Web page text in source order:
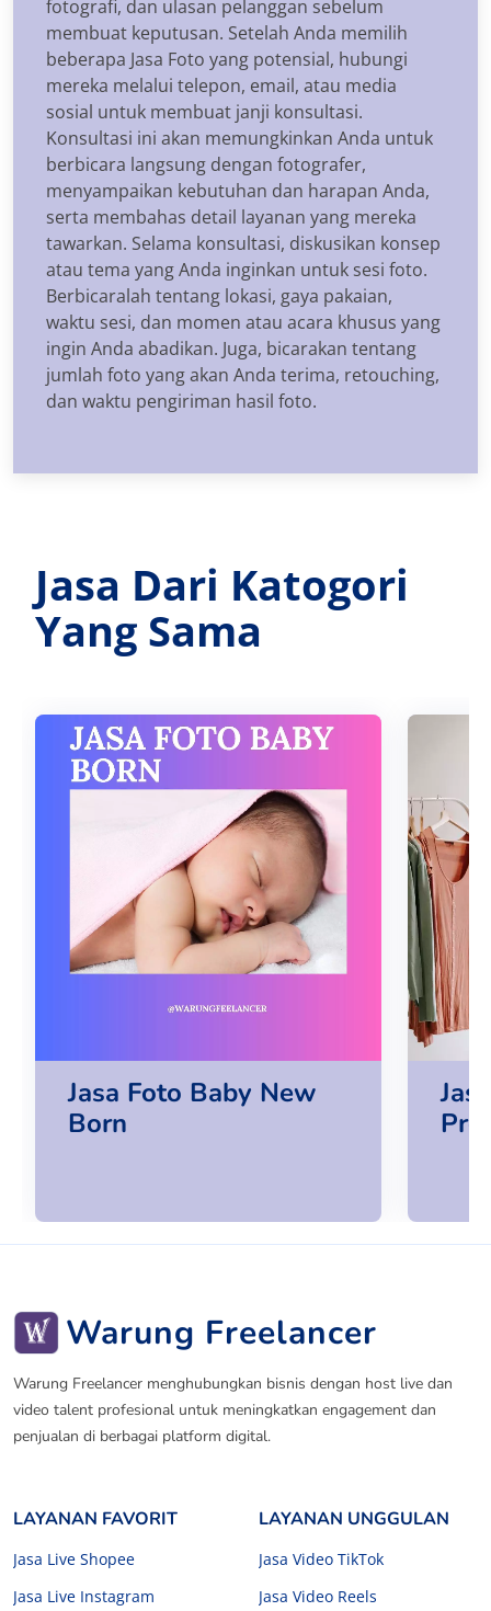
fotografi, dan ulasan pelanggan sebelum
membuat keputusan. Setelah Anda memilih
beberapa Jasa Foto yang potensial, hubungi
mereka melalui telepon, email, atau media
sosial untuk membuat janji konsultasi.
Konsultasi ini akan memungkinkan Anda untuk
berbicara langsung dengan fotografer,
menyampaikan kebutuhan dan harapan Anda,
serta membahas detail layanan yang mereka
tawarkan. Selama konsultasi, diskusikan konsep
atau tema yang Anda inginkan untuk sesi foto.
Berbicaralah tentang lokasi, gaya pakaian,
waktu sesi, dan momen atau acara khusus yang
ingin Anda abadikan. Juga, bicarakan tentang
jumlah foto yang akan Anda terima, retouching,
dan waktu pengiriman hasil foto.
Jasa Dari Katogori
Yang Sama
Jasa Foto Baby New
Born
Warung Freelancer
Warung Freelancer menghubungkan bisnis dengan host live dan
video talent profesional untuk meningkatkan engagement dan
penjualan di berbagai platform digital.
LAYANAN FAVORIT
Jasa Live Shopee
Jasa Live Instagram
LAYANAN UNGGULAN
Jasa Video TikTok
Jasa Video Reels